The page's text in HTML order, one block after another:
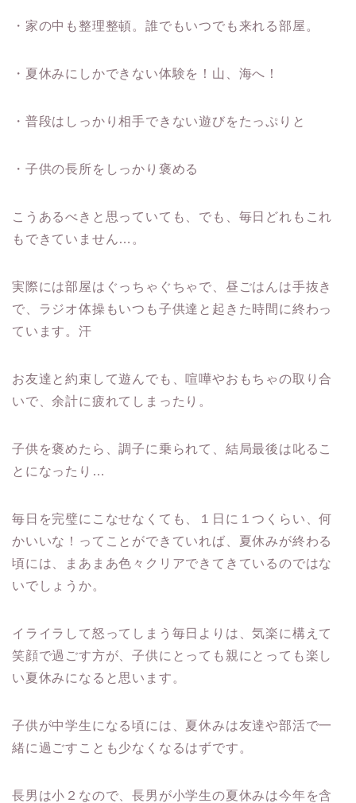
・家の中も整理整頓。誰でもいつでも来れる部屋。
・夏休みにしかできない体験を！山、海へ！
・普段はしっかり相手できない遊びをたっぷりと
・子供の長所をしっかり褒める
こうあるべきと思っていても、でも、毎日どれもこれ
もできていません…。
実際には部屋はぐっちゃぐちゃで、昼ごはんは手抜き
で、ラジオ体操もいつも子供達と起きた時間に終わっ
ています。汗
お友達と約束して遊んでも、喧嘩やおもちゃの取り合
いで、余計に疲れてしまったり。
子供を褒めたら、調子に乗られて、結局最後は叱るこ
とになったり…
毎日を完璧にこなせなくても、１日に１つくらい、何
かいいな！ってことができていれば、夏休みが終わる
頃には、まあまあ色々クリアできてきているのではな
いでしょうか。
イライラして怒ってしまう毎日よりは、気楽に構えて
笑顔で過ごす方が、子供にとっても親にとっても楽し
い夏休みになると思います。
子供が中学生になる頃には、夏休みは友達や部活で一
緒に過ごすことも少なくなるはずです。
長男は小２なので、長男が小学生の夏休みは今年を含